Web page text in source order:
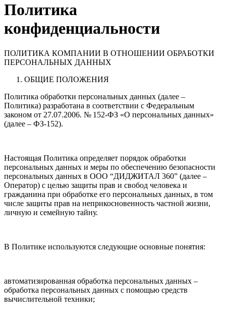
Политика
конфиденциальности
ПОЛИТИКА КОМПАНИИ В ОТНОШЕНИИ ОБРАБОТКИ
ПЕРСОНАЛЬНЫХ ДАННЫХ
ОБЩИЕ ПОЛОЖЕНИЯ
Политика обработки персональных данных (далее –
Политика) разработана в соответствии с Федеральным
законом от 27.07.2006. № 152-ФЗ «О персональных данных»
(далее – ФЗ-152).
Настоящая Политика определяет порядок обработки
персональных данных и меры по обеспечению безопасности
персональных данных в ООО “ДИДЖИТАЛ 360” (далее –
Оператор) с целью защиты прав и свобод человека и
гражданина при обработке его персональных данных, в том
числе защиты прав на неприкосновенность частной жизни,
личную и семейную тайну.
В Политике используются следующие основные понятия:
автоматизированная обработка персональных данных –
обработка персональных данных с помощью средств
вычислительной техники;